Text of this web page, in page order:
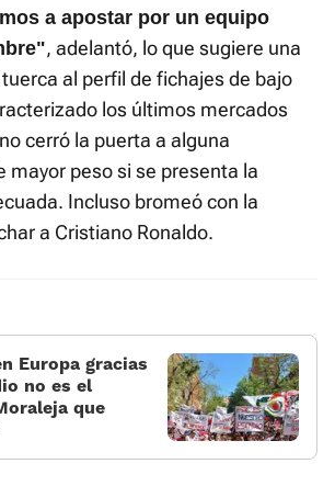
a apostar por un equipo
, adelantó, lo que sugiere una
al perfil de fichajes de bajo
los últimos mercados
cerró la puerta a alguna
mayor peso si se presenta la
Incluso bromeó con la
a Cristiano Ronaldo.
Europa gracias
no es el
que